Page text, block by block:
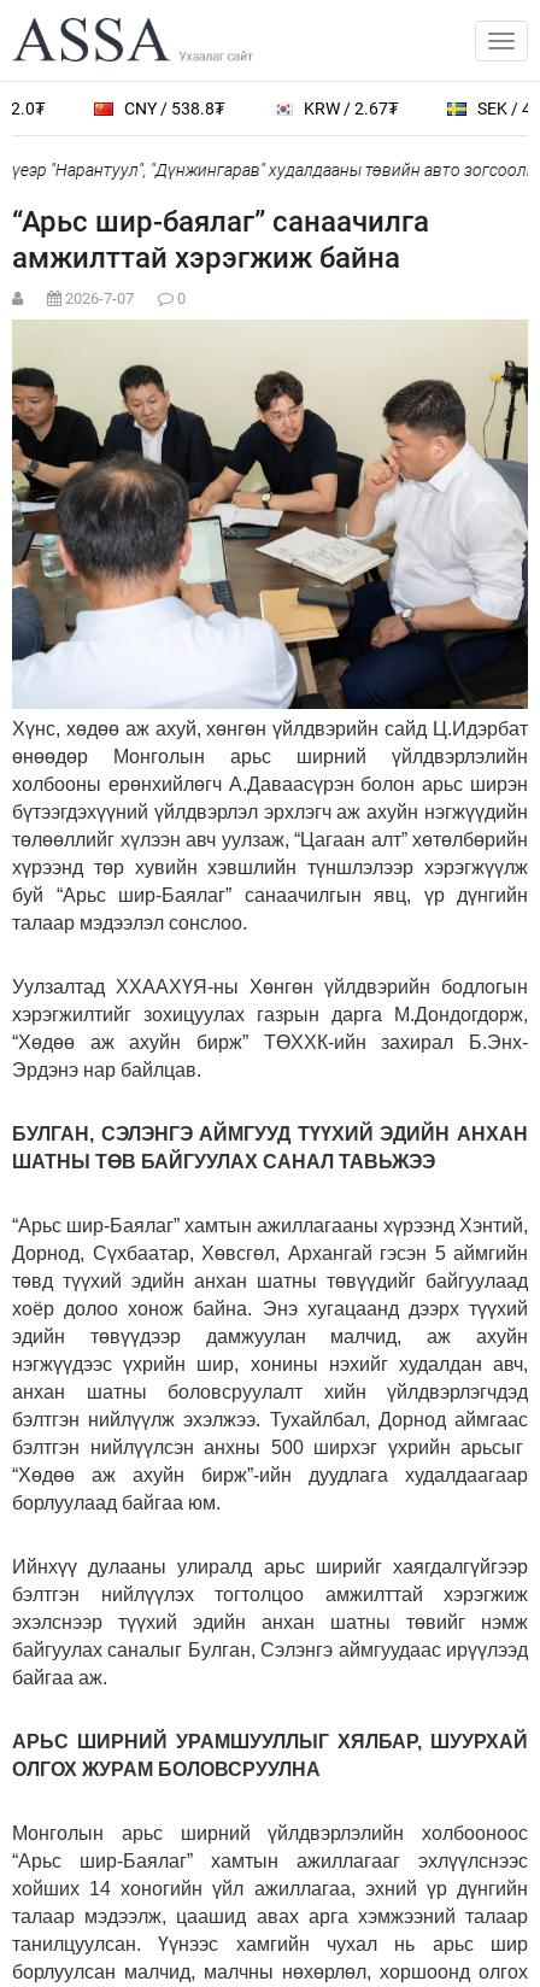
CNY / 538.8₮ KRW / 2.67₮ SEK /
"Нарантуул", "Дүнжингарав" худалдааны төвийн авто зогсоолыг
“Арьс шир-баялаг” санаачилга
амжилттай хэрэгжиж байна
2026-7-07 0
Хүнс, хөдөө аж ахуй, хөнгөн үйлдвэрийн сайд Ц.Идэрбат
өнөөдөр Монголын арьс ширний үйлдвэрлэлийн
холбооны ерөнхийлөгч А.Даваасүрэн болон арьс ширэн
бүтээгдэхүүний үйлдвэрлэл эрхлэгч аж ахуйн нэгжүүдийн
төлөөллийг хүлээн авч уулзаж, “Цагаан алт” хөтөлбөрийн
хүрээнд төр хувийн хэвшлийн түншлэлээр хэрэгжүүлж
буй “Арьс шир-Баялаг” санаачилгын явц, үр дүнгийн
талаар мэдээлэл сонслоо.
Уулзалтад ХХААХҮЯ-ны Хөнгөн үйлдвэрийн бодлогын
хэрэгжилтийг зохицуулах газрын дарга М.Дондогдорж,
“Хөдөө аж ахуйн бирж” ТӨХХК-ийн захирал Б.Энх-
Эрдэнэ нар байлцав.
БУЛГАН, СЭЛЭНГЭ АЙМГУУД ТҮҮХИЙ ЭДИЙН АНХАН
ШАТНЫ ТӨВ БАЙГУУЛАХ САНАЛ ТАВЬЖЭЭ
“Арьс шир-Баялаг” хамтын ажиллагааны хүрээнд Хэнтий,
Дорнод, Сүхбаатар, Хөвсгөл, Архангай гэсэн 5 аймгийн
төвд түүхий эдийн анхан шатны төвүүдийг байгуулаад
хоёр долоо хонож байна. Энэ хугацаанд дээрх түүхий
эдийн төвүүдээр дамжуулан малчид, аж ахуйн
нэгжүүдээс үхрийн шир, хонины нэхийг худалдан авч,
анхан шатны боловсруулалт хийн үйлдвэрлэгчдэд
бэлтгэн нийлүүлж эхэлжээ. Тухайлбал, Дорнод аймгаас
бэлтгэн нийлүүлсэн анхны 500 ширхэг үхрийн арьсыг
“Хөдөө аж ахуйн бирж”-ийн дуудлага худалдаагаар
борлуулаад байгаа юм.
Ийнхүү дулааны улиралд арьс ширийг хаягдалгүйгээр
бэлтгэн нийлүүлэх тогтолцоо амжилттай хэрэгжиж
эхэлснээр түүхий эдийн анхан шатны төвийг нэмж
байгуулах саналыг Булган, Сэлэнгэ аймгуудаас ирүүлээд
байгаа аж.
АРЬС ШИРНИЙ УРАМШУУЛЛЫГ ХЯЛБАР, ШУУРХАЙ
ОЛГОХ ЖУРАМ БОЛОВСРУУЛНА
Монголын арьс ширний үйлдвэрлэлийн холбооноос
“Арьс шир-Баялаг” хамтын ажиллагааг эхлүүлснээс
хойших 14 хоногийн үйл ажиллагаа, эхний үр дүнгийн
талаар мэдээлж, цаашид авах арга хэмжээний талаар
танилцуулсан. Үүнээс хамгийн чухал нь арьс шир
борлуулсан малчид, малчны нөхөрлөл, хоршоонд олгох